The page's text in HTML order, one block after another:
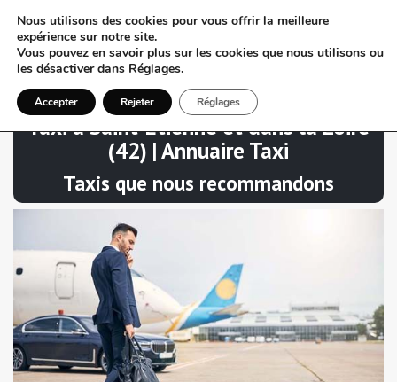
Taxi à Saint-Étienne et dans la Loire
(42) | Annuaire Taxi
Taxis que nous recommandons
Nous utilisons des cookies pour vous offrir la meilleure
expérience sur notre site.
Vous pouvez en savoir plus sur les cookies que nous utilisons ou
les désactiver dans Réglages.
Accepter Rejeter Réglages